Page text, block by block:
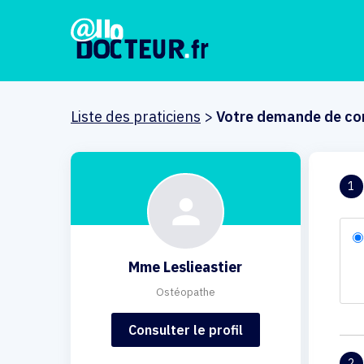
Liste des praticiens > Votre demande de
Mme Leslieastier
Ostéopathe
Consulter le profil
1